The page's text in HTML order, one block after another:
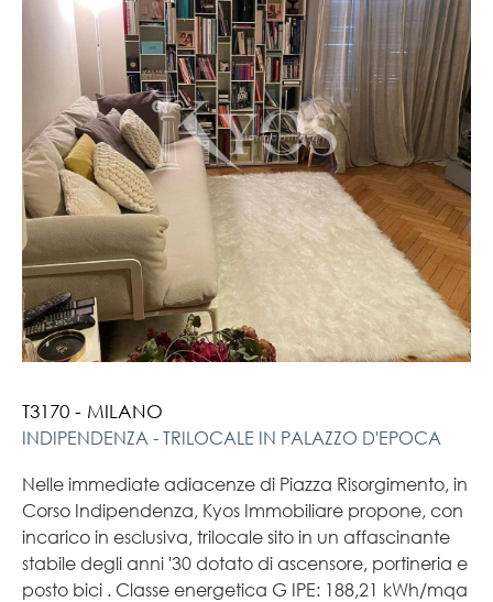
T3170 - MILANO
INDIPENDENZA - TRILOCALE IN PALAZZO D'EPOCA
Nelle immediate adiacenze di Piazza Risorgimento, in
Corso Indipendenza, Kyos Immobiliare propone, con
incarico in esclusiva, trilocale sito in un affascinante
stabile degli anni '30 dotato di ascensore, portineria e
posto bici . Classe energetica G IPE: 188,21 kWh/mqa